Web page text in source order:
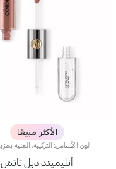
الأكثر مبيعًا
أنليميتد دبل تاتش